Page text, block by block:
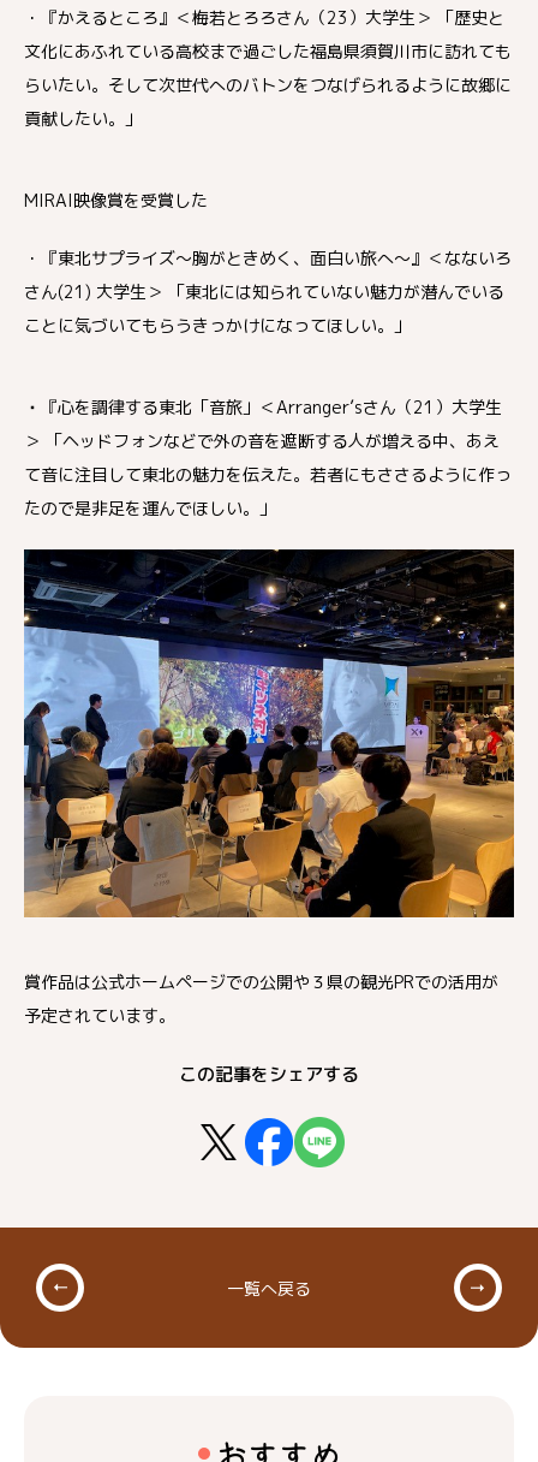
・『かえるところ』＜梅若とろろさん（23）大学生＞ 「歴史と
文化にあふれている高校まで過ごした福島県須賀川市に訪れても
らいたい。そして次世代へのバトンをつなげられるように故郷に
貢献したい。」
MIRAI映像賞を受賞した
・『東北サプライズ～胸がときめく、面白い旅へ～』＜なないろ
さん(21) 大学生＞ 「東北には知られていない魅力が潜んでいる
ことに気づいてもらうきっかけになってほしい。」
・
『心を調律する東北「音旅」＜Arranger’sさん（21）大学生
＞ 「ヘッドフォンなどで外の音を遮断する人が増える中、あえ
て音に注目して東北の魅力を伝えた。若者にもささるように作っ
たので是非足を運んでほしい。」
賞作品は公式ホームページでの公開や３県の観光PRでの活用が
予定されています。
この記事をシェアする
一覧へ戻る
おすすめ